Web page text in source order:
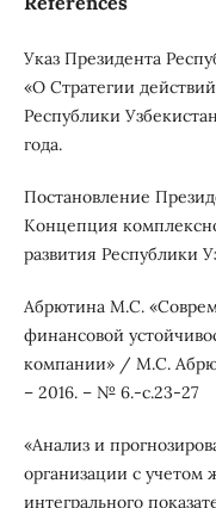
Указ Президента
«О Стратегии
Республики
года.
Постановление
Концепция
развития Республики
Абрютина М.С.
финансовой
компании» / М.С.
– 2016. – № 6.-с.23-27
«Анализ и
организации с учетом
интегрального